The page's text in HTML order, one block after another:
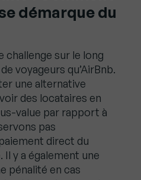
démarque du
challenge sur le long
voyageurs qu’AirBnb.
une alternative
des locataires en
value par rapport à
pas
direct du
y a également une
pénalité en cas